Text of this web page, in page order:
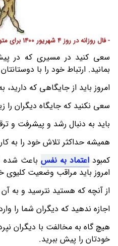
- فال روزانه در روز 4 شهریور 1400 برای متولدین مهر ماه
سعی کنید در مسیری که در
بمانید. ارتباط خود را با
امروز باید از جایگاهی که
سعی نکنید که جایگاه دیگران را
باید به دنبال رشد و پیشرفت و
همیشه حداکثر تلاش خود را به
کمبوداعتماد به نفس باعث شده
امروز باید مراقب وضعیت کلیوی
از آنچه که هستید نترسید و به آن
اجازه ندهید که دیگران شما را
هیچ گاه به مخالفت با دیگران
خودتان را پیش ببرید.